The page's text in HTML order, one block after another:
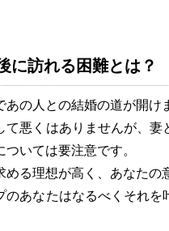
に訪れる困難とは？
の人との結婚の道が開け
て悪くはありませんが、
いては要注意です。
める理想が高く、あなたの
のあなたはなるべくそれ